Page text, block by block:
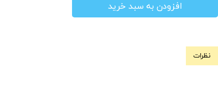
افزودن به سبد خرید
نظرات